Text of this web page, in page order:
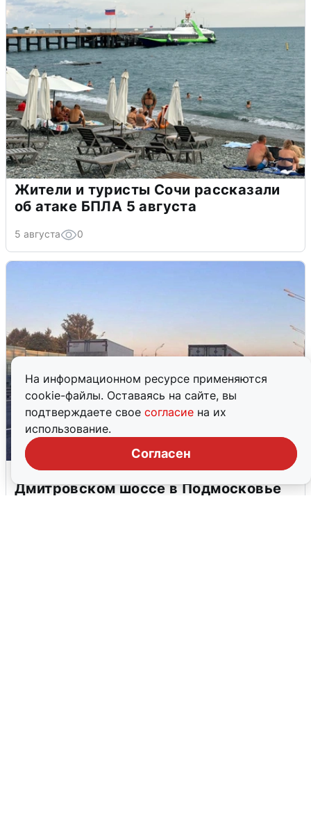
На информационном ресурсе применяются
cookie-файлы. Оставаясь на сайте, вы
подтверждаете свое согласие на их
использование.
Согласен
Жители и туристы Сочи рассказали
об атаке БПЛА 5 августа
5 августа 0
Пять машин столкнулись на
Дмитровском шоссе в Подмосковье